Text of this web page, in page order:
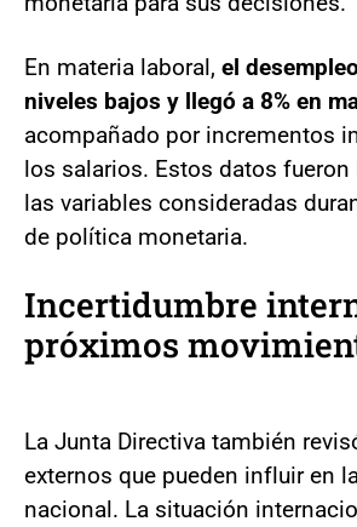
En materia laboral, el
niveles bajos y llegó a 8% en
acompañado por incrementos
los salarios. Estos datos
las variables consideradas
de política monetaria.
Incertidumbre
próximos
La Junta Directiva también
externos que pueden influir en
nacional. La situación